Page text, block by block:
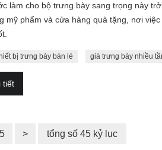
làm cho bộ trưng bày sang trọng này
mỹ phẩm và cửa hàng quà tặng, nơi
bị trưng bày bán lẻ giá trưng bày nhiều
tiết
5 > tổng số 45 kỷ lục